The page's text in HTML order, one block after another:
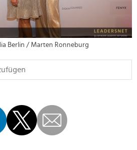
Berlin / Marten Ronneburg